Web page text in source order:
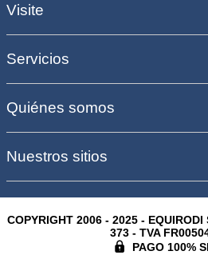
Visite
Servicios
Quiénes somos
Nuestros sitios
COPYRIGHT 2006 - 2025 -
373 - TVA
PAGO 100%